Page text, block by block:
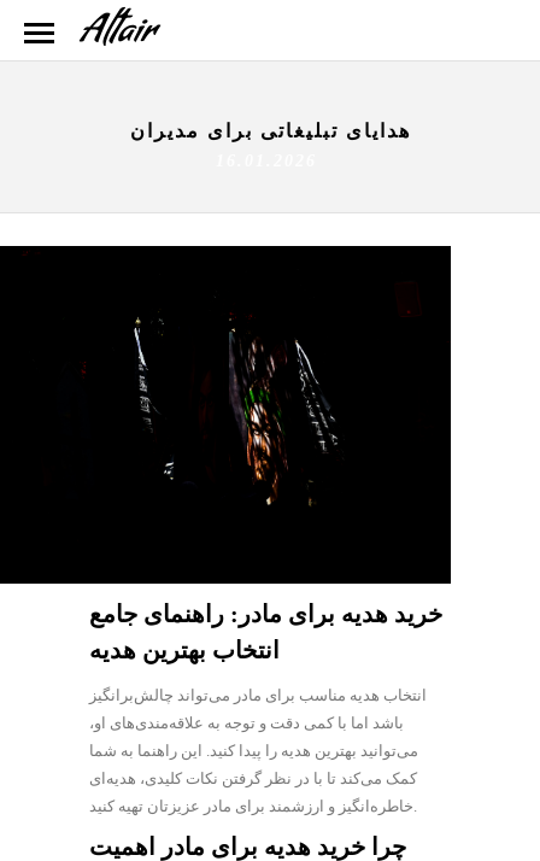
هدایای تبلیغاتی برای مدیران
خرید هدیه برای مادر: راهنمای جامع
انتخاب بهترین هدیه
انتخاب هدیه مناسب برای مادر می‌تواند چالش‌برانگیز
باشد اما با کمی دقت و توجه به علاقه‌مندی‌های او،
می‌توانید بهترین هدیه را پیدا کنید. این راهنما به شما
کمک می‌کند تا با در نظر گرفتن نکات کلیدی، هدیه‌ای
خاطره‌انگیز و ارزشمند برای مادر عزیزتان تهیه کنید.
چرا خرید هدیه برای مادر اهمیت